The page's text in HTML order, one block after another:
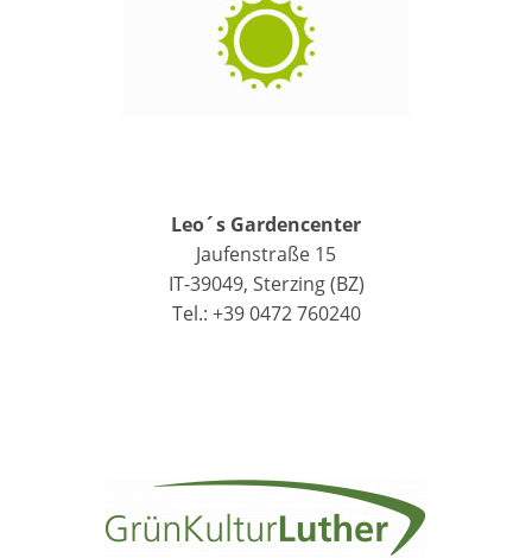
Leo´s Gardencenter
Jaufenstraße 15
IT-39049, Sterzing (BZ)
Tel.: +39 0472 760240